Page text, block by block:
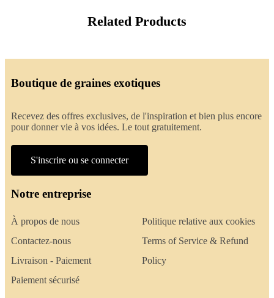
Related Products
Boutique de graines exotiques
Recevez des offres exclusives, de l'inspiration et bien plus encore
pour donner vie à vos idées. Le tout gratuitement.
S'inscrire ou se connecter
Notre entreprise
À propos de nous
Contactez-nous
Livraison - Paiement
Paiement sécurisé
Politique relative aux cookies
Terms of Service & Refund
Policy